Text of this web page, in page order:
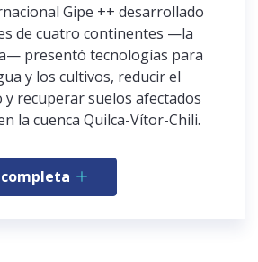
Gipe ++ desarrollado
de cuatro continentes —la
presentó tecnologías para
y los cultivos, reducir el
recuperar suelos afectados
la cuenca Quilca-Vítor-Chili.